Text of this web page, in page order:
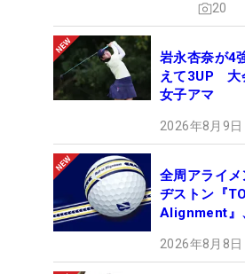
20
岩永杏奈が4
えて3UP 大
女子アマ
2026年8月9
全周アライメ
ヂストン『
Alignment』
2026年8月8